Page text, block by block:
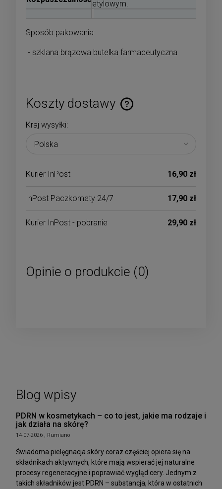
etylowym.
Sposób pakowania:
- szklana brązowa butelka farmaceutyczna
Koszty dostawy
Cena nie zawiera ewentualnych kosztów płatności
Kraj wysyłki:
Kurier InPost 16,90 zł
InPost Paczkomaty 24/7 17,90 zł
Kurier InPost - pobranie 29,90 zł
Opinie o produkcie (0)
Blog wpisy
PDRN w kosmetykach – co to jest, jakie ma rodzaje i
jak działa na skórę?
14-07-2026 , Rumiano
Świadoma pielęgnacja skóry coraz częściej opiera się na
składnikach aktywnych, które mają wspierać jej naturalne
procesy regeneracyjne i poprawiać wygląd cery. Jednym z
takich składników jest PDRN – substancja, która w ostatnich